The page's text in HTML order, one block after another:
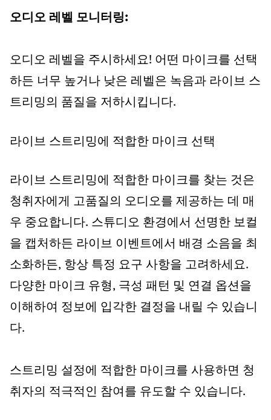
오디오 레벨 모니터링:
오디오 레벨을 주시하세요! 어떤 마이크를 선택
하든 너무 높거나 낮은 레벨은 녹음과 라이브 스
트리밍의 품질을 저하시킵니다.
라이브 스트리밍에 적합한 마이크 선택
라이브 스트리밍에 적합한 마이크를 찾는 것은
청취자에게 고품질의 오디오를 제공하는 데 매
우 중요합니다. 스튜디오 환경에서 선명한 보컬
을 캡처하든 라이브 이벤트에서 배경 소음을 최
소화하든, 항상 특정 요구 사항을 고려하세요.
다양한 마이크 유형, 극성 패턴 및 연결 옵션을
이해하여 정보에 입각한 결정을 내릴 수 있습니
다.
스트리밍 설정에 적합한 마이크를 사용하면 청
취자의 적극적인 참여를 유도할 수 있습니다.